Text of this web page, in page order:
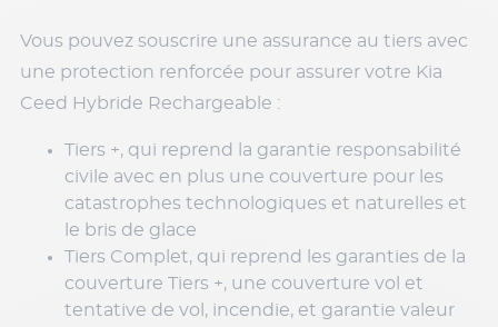
Vous pouvez souscrire une assurance au tiers avec
une protection renforcée pour assurer votre Kia
Ceed Hybride Rechargeable :
Tiers +, qui reprend la garantie responsabilité
civile avec en plus une couverture pour les
catastrophes technologiques et naturelles et
le bris de glace
Tiers Complet, qui reprend les garanties de la
couverture Tiers +, une couverture vol et
tentative de vol, incendie, et garantie valeur